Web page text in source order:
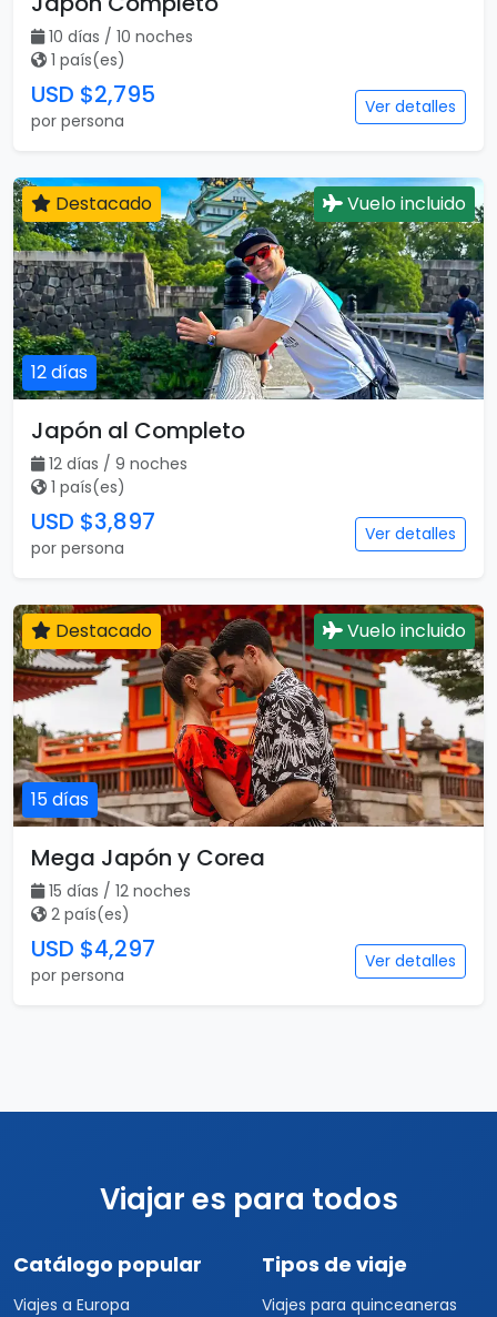
10 días / 10 noches
1 país(es)
USD $2,795
por persona
Ver detalles
12 días
Destacado Vuelo incluido
Japón al Completo
12 días / 9 noches
1 país(es)
USD $3,897
por persona
Ver detalles
15 días
Destacado Vuelo incluido
Mega Japón y Corea
15 días / 12 noches
2 país(es)
USD $4,297
por persona
Ver detalles
Viajar es para todos
Catálogo popular
Viajes a Europa
Tipos de viaje
Viajes para quinceaneras